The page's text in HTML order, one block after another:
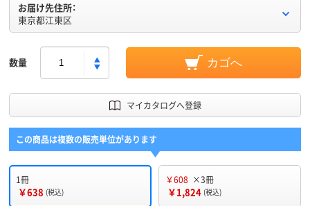
お届け先住所：
東京都江東区
数量 カゴへ
マイカタログへ登録
この商品は複数の販売単位があります
1冊
￥638 (税込)
￥608 ×3冊
￥1,824 (税込)